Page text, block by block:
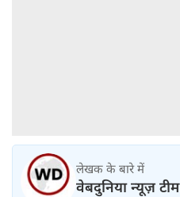
लेखक के बारे में
वेबदुनिया न्यूज़ टीम